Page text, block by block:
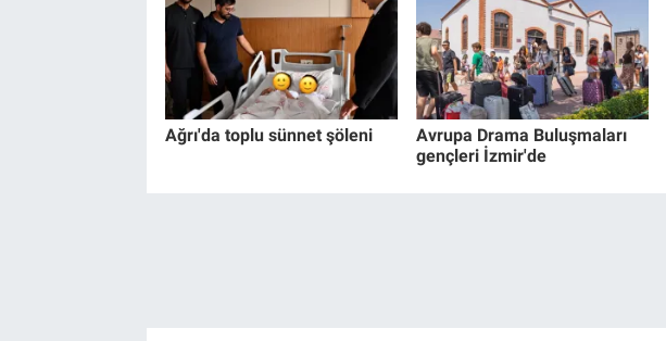
Ağrı'da toplu sünnet şöleni
Avrupa Drama Buluşmaları
gençleri İzmir'de